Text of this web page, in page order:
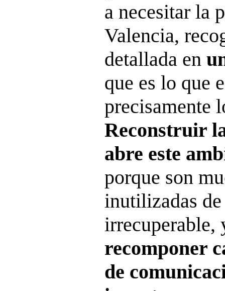
a necesitar la
Valencia,
detallada en
que es lo que
precisamente
Reconstruir
abre este
porque son
inutilizadas de
recomponer
de